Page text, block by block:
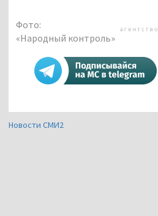
Фото:
«Народный контроль»
Новости СМИ2